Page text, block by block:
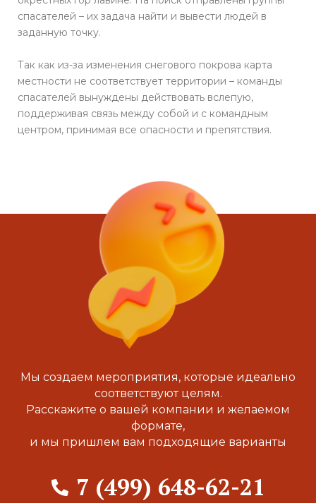
спасателей – их задача найти и вывести людей в
заданную точку.
Так как из-за изменения снегового покрова карта
местности не соответствует территории – команды
спасателей вынуждены действовать вслепую,
поддерживая связь между собой и с командным
центром, принимая все опасности и препятствия.
Мы создаем мероприятия, которые идеально
соответствуют целям.
Расскажите о вашей компании и желаемом
формате,
и мы пришлем вам подходящие варианты
7 (499) 648-62-21